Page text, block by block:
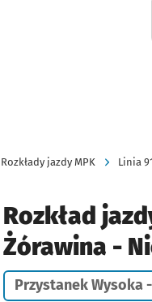
Rozkłady jazdy MPK Linia
Rozkład
Żórawina -
Przystanek Wysoka